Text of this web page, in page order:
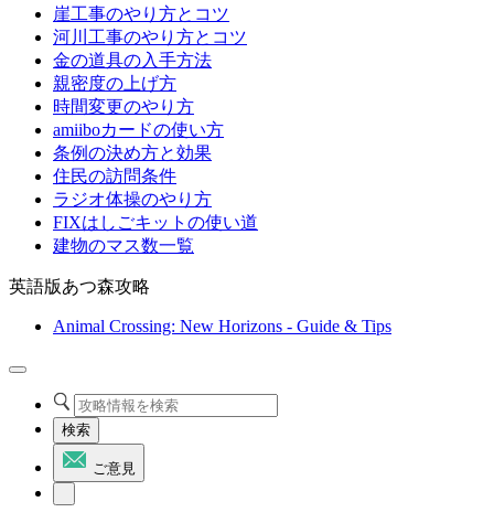
崖工事のやり方とコツ
河川工事のやり方とコツ
金の道具の入手方法
親密度の上げ方
時間変更のやり方
amiiboカードの使い方
条例の決め方と効果
住民の訪問条件
ラジオ体操のやり方
FIXはしごキットの使い道
建物のマス数一覧
英語版あつ森攻略
Animal Crossing: New Horizons - Guide & Tips
検索
ご意見